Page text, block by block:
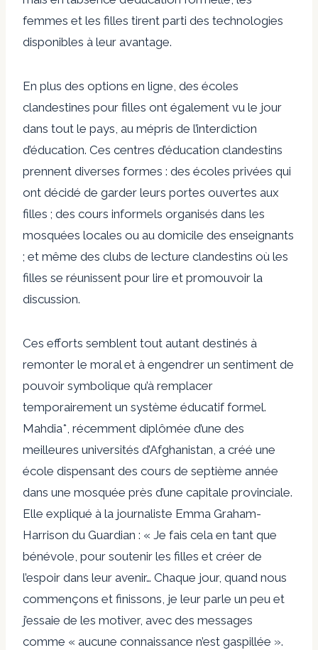
femmes et les filles tirent parti des technologies
disponibles à leur avantage.
En plus des options en ligne, des écoles
clandestines pour filles ont également vu le jour
dans tout le pays, au mépris de l’interdiction
d’éducation. Ces centres d’éducation clandestins
prennent diverses formes : des écoles privées qui
ont décidé de garder leurs portes ouvertes aux
filles ; des cours informels organisés dans les
mosquées locales ou au domicile des enseignants
; et même des clubs de lecture clandestins où les
filles se réunissent pour lire et promouvoir la
discussion.
Ces efforts semblent tout autant destinés à
remonter le moral et à engendrer un sentiment de
pouvoir symbolique qu’à remplacer
temporairement un système éducatif formel.
Mahdia*, récemment diplômée d’une des
meilleures universités d’Afghanistan, a créé une
école dispensant des cours de septième année
dans une mosquée près d’une capitale provinciale.
Elle expliqué à la journaliste Emma Graham-
Harrison du Guardian : « Je fais cela en tant que
bénévole, pour soutenir les filles et créer de
l’espoir dans leur avenir… Chaque jour, quand nous
commençons et finissons, je leur parle un peu et
j’essaie de les motiver, avec des messages
comme « aucune connaissance n’est gaspillée ».